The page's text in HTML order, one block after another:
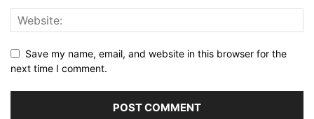
Save my name, email, and website in this browser for the
next time I comment.